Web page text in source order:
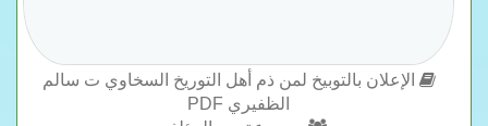
الإعلان بالتوبيخ لمن ذم أهل التوريخ السخاوي ت سالم
الظفيري PDF